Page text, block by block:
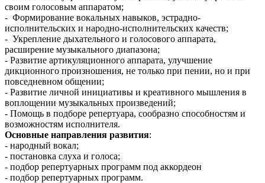
своим голосовым аппаратом;
- Формирование вокальных навыков, эстрадно-
исполнительских и народно-исполнительских качеств;
- Укрепление дыхательного и голосового аппарата,
расширение музыкального диапазона;
- Развитие артикуляционного аппарата, улучшение
дикционного произношения, не только при пении, но и при
повседневном общении;
- Развитие личной инициативы и креативного мышления в
воплощении музыкальных произведений;
- Помощь в подборе репертуара, сообразно способностям и
возможностям исполнителя.
Основные направления развития:
- народный вокал;
- постановка слуха и голоса;
- подбор репертуарных программ под аккордеон
- подбор репертуарных программ.